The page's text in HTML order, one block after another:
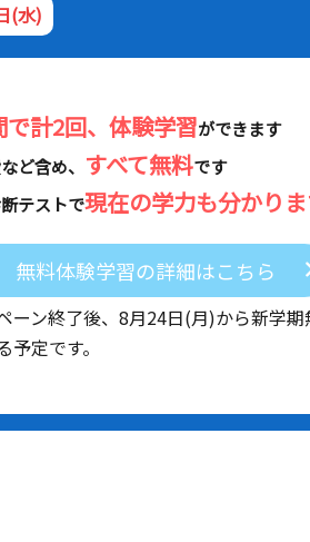
(水)
で計2回、体験学習ができます
ど含め、 すべて無料です
テストで現在の学力も分かり
無料体験学習の詳細はこちら
ン終了後、 8月24日(月)から新学期
予定です。